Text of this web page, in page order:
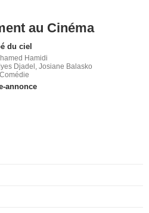
au Cinéma
du ciel
Hamidi
Djadel, Josiane Balasko
annonce